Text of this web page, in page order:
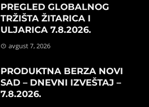
PREGLED GLOBALNOG
TRŽIŠTA ŽITARICA I
ULJARICA 7.8.2026.
avgust 7, 2026
PRODUKTNA BERZA NOVI
SAD – DNEVNI IZVEŠTAJ –
7.8.2026.